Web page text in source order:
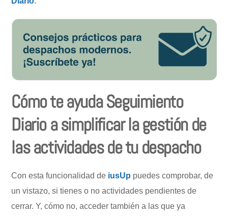
Cómo te ayuda Seguimiento
Diario a simplificar la gestión de
las actividades de tu despacho
Con esta funcionalidad de iusUp puedes comprobar, de
un vistazo, si tienes o no actividades pendientes de
cerrar. Y, cómo no, acceder también a las que ya